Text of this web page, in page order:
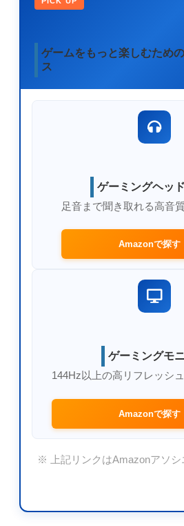
ゲームをもっと楽しむため
ス
ゲーミングヘッ
足音まで聞き取れる高音
Amazonで探す
ゲーミングモ
144Hz以上の高リフレッシ
Amazonで探す
※ 上記リンクはAmazonアソシ